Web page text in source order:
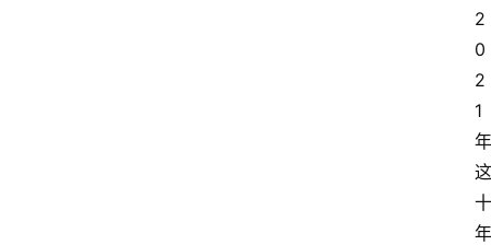
2
0
2
1
年
这
十
年